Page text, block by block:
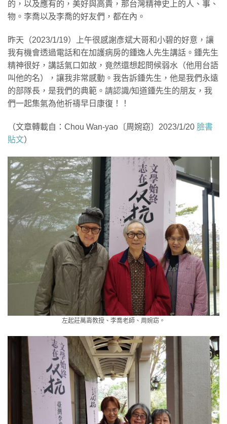
的，以及應有的，美好與高貴，那台灣精神史上的人、事、
物。李喬以及李喬的好友們，都在內。
昨天（2023/1/19）上午很感謝彥斌大哥和小碧的好意，讓
我有機會透過電話和在加護病房的鍾逸人先生講話。鍾先生
精神很好，講話氣口如故，竟然還想起問候弱水（他用台語
叫他的名），讓我非常感動。我告訴鍾先生，他是我們永遠
的部隊長，是我們的典範。請認識/知道鍾先生的朋友，我
們一起集氣為他祈禱早日康復！！
（文章轉載自：Chou Wan-yao〔周婉窈〕2023/1/20 臉書
貼文）
左起莊萬壽教授、李喬老師、周婉窈。